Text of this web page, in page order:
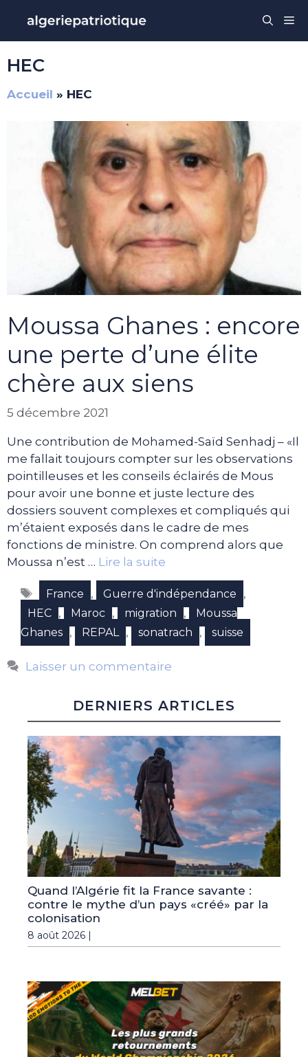
contenu
HEC
Accueil » HEC
Moussa Ghanes : encore
une perte d’une élite
chère aux siens
5 décembre 2021
Une contribution de Mohamed-Saïd Senhadj – «Il
me fallait toujours compter sur les observations
pointilleuses et les conseils éclairés de Mous
pour avoir une bonne et juste lecture des
dossiers souvent complexes et compliqués qui
m’étaient exposés dans le cadre de mes
fonctions de ministre. On comprend alors que
Moussa n’est … Lire la suite
Étiquettes
France , Guerre d'indépendance ,
HEC , Maroc , migration ,
Moussa
Ghanes , REPAL , sonatrach , suisse
Laisser un commentaire
DERNIERS ARTICLES
Quand l’Algérie fit la France savante :
contre le mythe d’un pays «créé» par la
colonisation
8 août 2026 |